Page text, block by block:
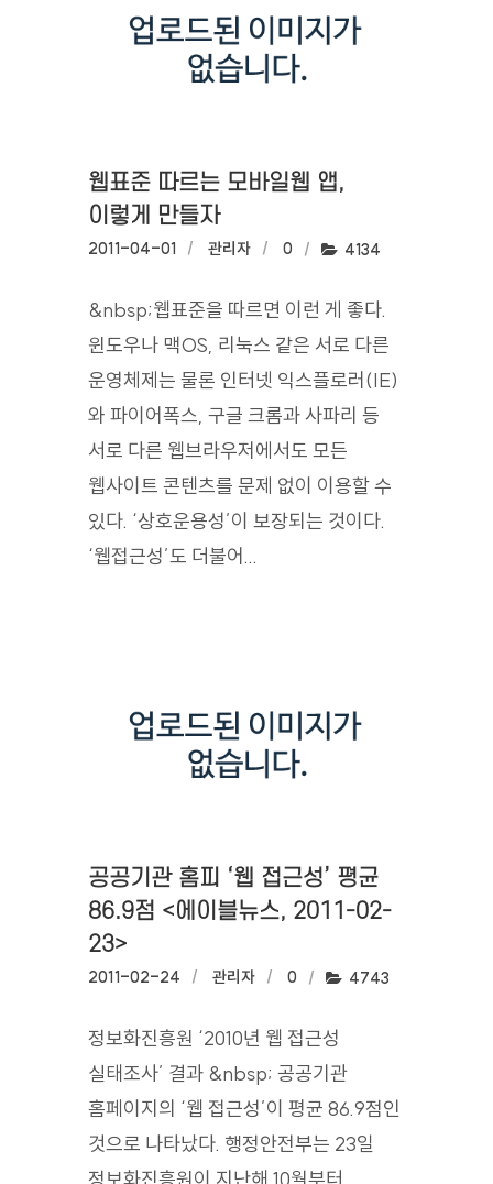
웹표준 따르는 모바일웹 앱,
이렇게 만들자
작성일:
2011-04-01 작성자:
관리자 댓글수:
0 조회수:
4134
&nbsp;웹표준을 따르면 이런 게 좋다.
윈도우나 맥OS, 리눅스 같은 서로 다른
운영체제는 물론 인터넷 익스플로러(IE)
와 파이어폭스, 구글 크롬과 사파리 등
서로 다른 웹브라우저에서도 모든
웹사이트 콘텐츠를 문제 없이 이용할 수
있다. ‘상호운용성’이 보장되는 것이다.
‘웹접근성’도 더불어...
공공기관 홈피 ‘웹 접근성’ 평균
86.9점 <에이블뉴스, 2011-02-
23>
작성일:
2011-02-24 작성자:
관리자 댓글수:
0 조회수:
4743
정보화진흥원 ‘2010년 웹 접근성
실태조사’ 결과 &nbsp; 공공기관
홈페이지의 ‘웹 접근성’이 평균 86.9점인
것으로 나타났다. 행정안전부는 23일